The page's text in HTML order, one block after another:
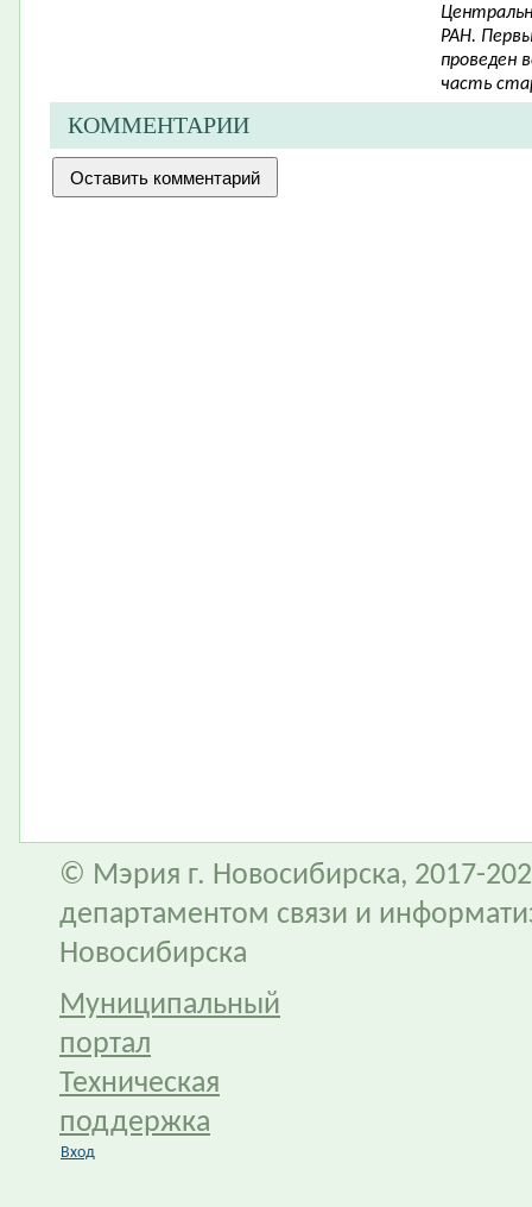
РАН.
проведен
часть
КОММЕНТАРИИ
© Мэрия г. Новосибирска, 2017-
департаментом связи и
Новосибирска
Муниципальный
портал
Техническая
поддержка
Вход